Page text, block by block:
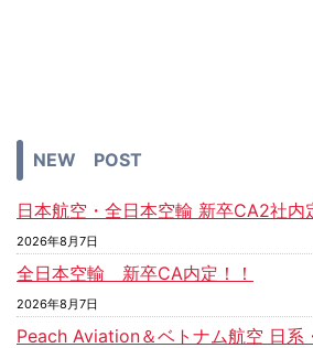
NEW POST
日本航空・全日本空輸 新卒CA2社内
2026年8月7日
全日本空輸 新卒CA内定！！
2026年8月7日
Peach Aviation＆ベトナム航空 日系